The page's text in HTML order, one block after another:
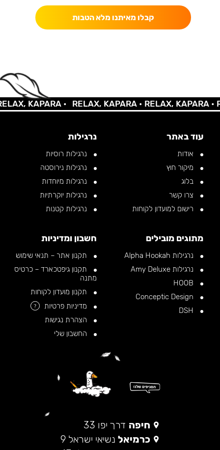
קבלו מאיתנו מלא הטבות
KAPARA • RELAX, KAPARA •RELAX, KAPARA •
עוד באתר
אודות
מיקור חוץ
בלוג
צרו קשר
רישום למועדון לקוחות
נרגילות
נרגילות רוסיות
נרגילות נירוסטה
נרגילות מיוחדות
נרגילות יוקרתיות
נרגילות קטנות
מתוגים מובילים
נרגילות Alpha Hookah
נרגילות Amy Deluxe
חשבון ומדיניות
תקנון אתר – תנאי שימוש
תקנון גיפטכארד – כרטיס
מתנה
תקנון מועדון לקוחות
מדיניות פרטיות
?
הצהרת נגישות
החשבון שלי
חיפה דרך יפו 33
כרמיאל נשיאי ישראל 9